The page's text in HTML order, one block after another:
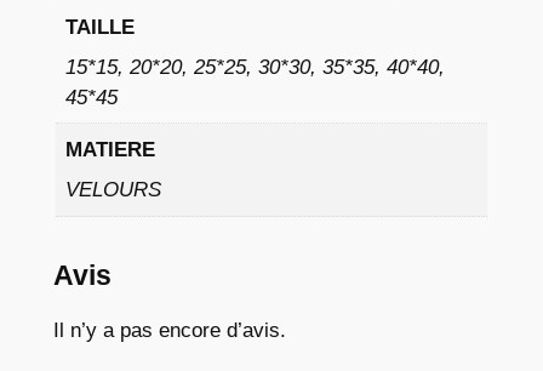
€
TAILLE
15*15, 20*20, 25*25, 30*30, 35*35, 40*40,
45*45
MATIERE
VELOURS
Avis
Il n’y a pas encore d’avis.